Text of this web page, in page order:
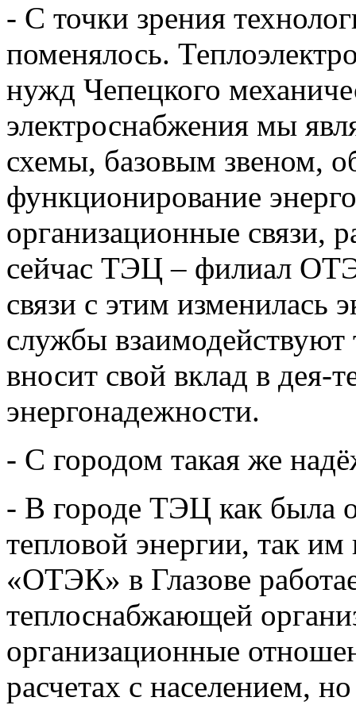
- С точки зрения
поменялось.
нужд Чепецкого
электроснабжения мы
схемы, базовым звеном,
функционирование
организационные
сейчас ТЭЦ – филиал
связи с этим изменилась
службы
вносит свой вклад в дея-
энергонадежности.
- С городом такая же
- В городе ТЭЦ как была
тепловой энергии, так
«ОТЭК» в Глазове
теплоснабжающей
организационные
расчетах с населением,